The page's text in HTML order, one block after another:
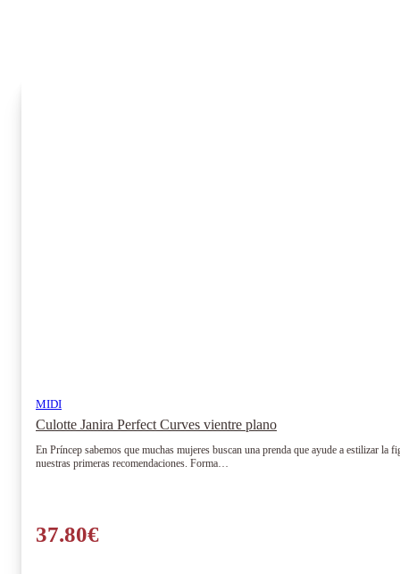
MIDI
Culotte Janira Perfect Curves vientre plano
En Príncep sabemos que muchas mujeres buscan una prenda que ayude a estilizar
nuestras primeras recomendaciones. Forma…
37.80€